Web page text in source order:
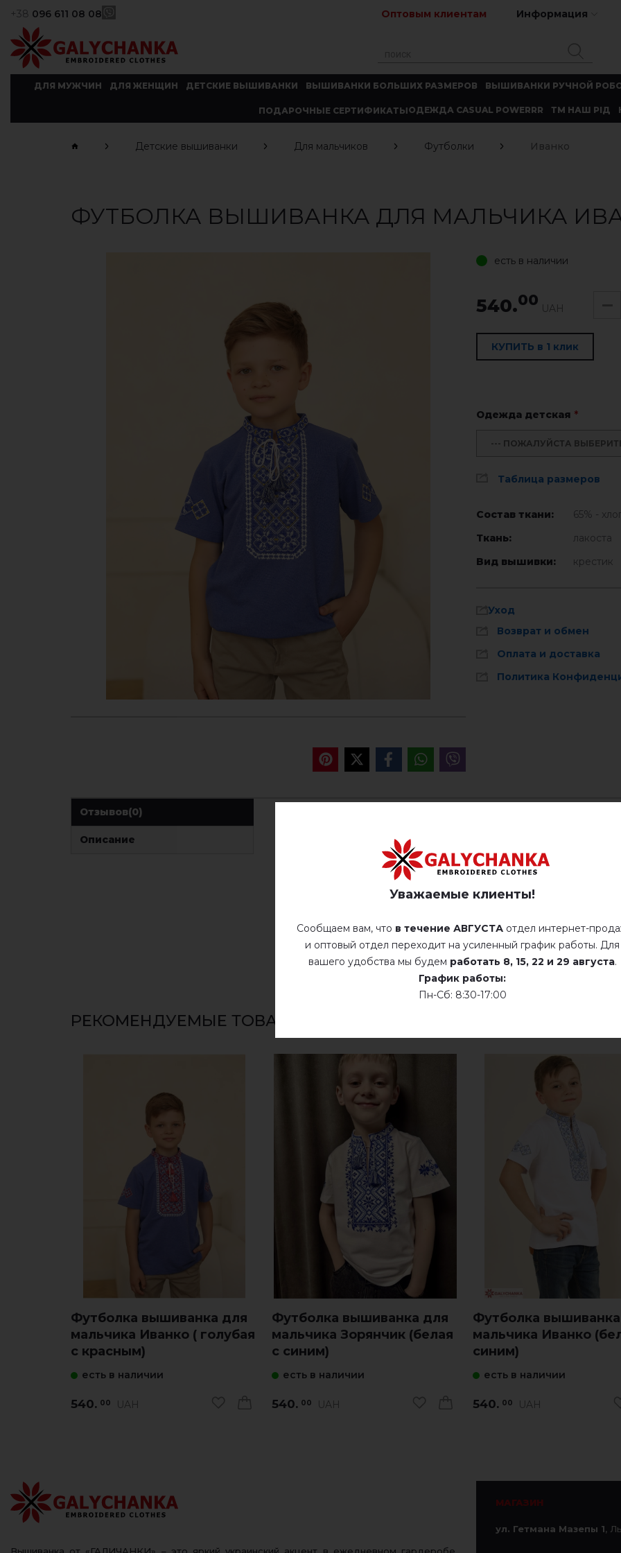
+38 096 611 08 08 Оптовым клиентам Информация
ДЛЯ МУЖЧИН ДЛЯ ЖЕНЩИН ДЕТСКИЕ ВЫШИВАНКИ ВЫШИВАНКИ БОЛЬШИХ РАЗМЕРОВ ВЫШИВАНКИ РУЧНОЙ
ПОДАРОЧНЫЕ СЕРТИФИКАТЫОДЕЖДА CASUAL POWERRR ТМ НАШ РІД
Детские вышиванки Для мальчиков Футболки Иванко
ФУТБОЛКА ВЫШИВАНКА ДЛЯ МАЛЬЧИКА
есть в наличии
540.00 UAH
КУПИТЬ в 1 клик
Одежда детская *
--- ПОЖАЛУЙСТА
Таблица размеров
Состав ткани:
65% -
Ткань:
лакоста
Вид вышивки:
крестик
Уход
Возврат и обмен
Оплата и доставка
Политика
Отзывов(0)
Описание
ОТЗЫВЫ О ИВАНКО
Немає відгуків про цей товар.
РЕКОМЕНДУЕМЫЕ ТОВАРЫ
Футболка вышиванка для
мальчика Иванко ( голубая
с красным)
есть в наличии
540. 00 UAH
Футболка вышиванка для
мальчика Зорянчик (белая
с синим)
есть в наличии
540. 00 UAH
Футболка
мальчика Иванко
синим)
есть в наличии
540. 00 UAH
Ручная стирка до 40° C
гладить при температуре 110° C
Сушить у розложенном виде
Сушить розвешенной
Вышиванка от «ГАЛИЧАНКИ» – это яркий украинский акцент в ежедневном гардеробе
МАГАЗИН
ул. Гетмана Мазепы 1,
Уважаемые клиенты!
Сообщаем вам, что в течение АВГУСТА отдел интернет-
и оптовый отдел переходит на усиленный график работы. Для
вашего удобства мы будем работать 8, 15, 22 и 29 августа.
График работы:
Пн-Сб: 8:30-17:00